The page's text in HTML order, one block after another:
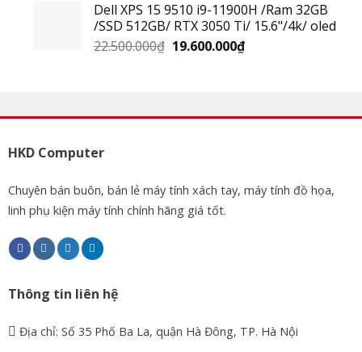
Dell XPS 15 9510 i9-11900H /Ram 32GB
/SSD 512GB/ RTX 3050 Ti/ 15.6"/4k/ oled
22.500.000₫ 19.600.000₫
HKD Computer
Chuyên bán buôn, bán lẻ máy tính xách tay, máy tính đồ họa,
linh phụ kiện máy tính chính hãng giá tốt.
Thông tin liên hệ
Địa chỉ: Số 35 Phố Ba La, quận Hà Đông, TP. Hà Nội